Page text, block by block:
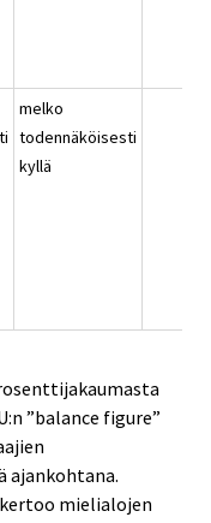
melko
todennäköisesti
kyllä
”balance figure”
ajankohtana.
mielialojen